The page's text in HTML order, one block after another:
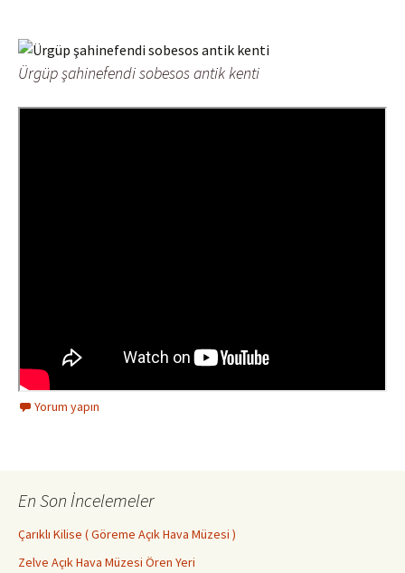
Ürgüp şahinefendi sobesos antik kenti
Yorum yapın
En Son İncelemeler
Çarıklı Kilise ( Göreme Açık Hava Müzesi )
Zelve Açık Hava Müzesi Ören Yeri